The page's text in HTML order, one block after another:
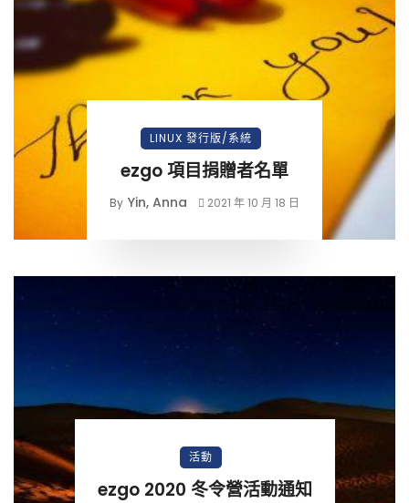
LINUX 發行版/系統
ezgo 項目捐贈者名單
By Yin, Anna 2021 年 10 月 18 日
活動
ezgo 2020 冬令營活動通知